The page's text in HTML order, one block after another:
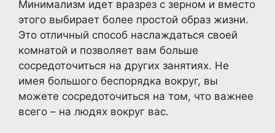
Минимализм идет вразрез с зерном и вместо
этого выбирает более простой образ жизни.
Это отличный способ наслаждаться своей
комнатой и позволяет вам больше
сосредоточиться на других занятиях. Не
имея большого беспорядка вокруг, вы
можете сосредоточиться на том, что важнее
всего – на людях вокруг вас.